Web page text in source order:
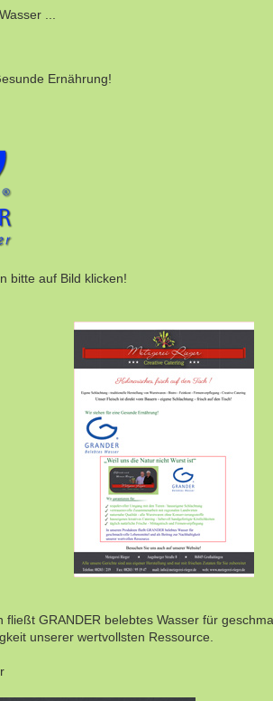
...
Ernährung!
bitte auf Bild klicken!
fließt GRANDER belebtes Wasser für
unserer wertvollsten Ressource.